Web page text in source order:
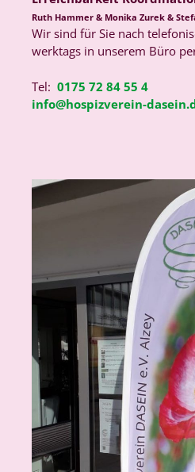
Ruth Hammer & Monika Zurek &
Wir sind für Sie nach
werktags in unserem Büro
Tel: 0175 72 84 55 4
info@hospizverein-